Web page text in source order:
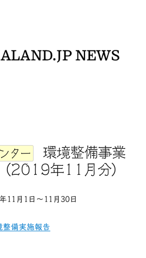
NEWS
ター
環境整備事業
2019年11月分）
11月1日〜11月30日
整備実施報告